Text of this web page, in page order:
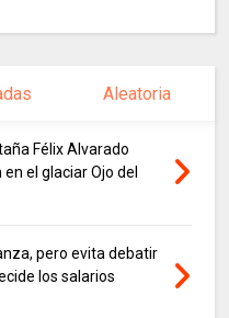
Aleatoria
Félix Alvarado
el glaciar Ojo del
pero evita debatir
los salarios